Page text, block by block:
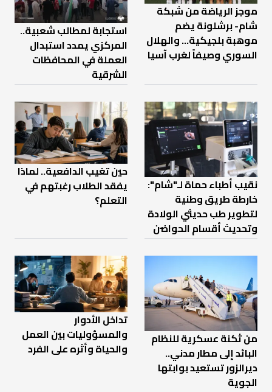
موجز الرياضة من شبكة
شام- برشلونة يضم
موهبة بلجيكية... والهلال
السوري وصيفاً لغرب آسيا
استجابة لمطالب شعبية..
المركزي يمدد استبدال
العملة في المحافظات
الشرقية
نقيب أطباء حماة لـ"شام":
خارطة طريق وطنية
لتطوير طب حديثي الولادة
وتحديث أقسام الحواضن
حين تغيب الدافعية.. لماذا
يفقد الطلاب رغبتهم في
التعلم؟
من ثكنة عسكرية للنظام
البائد إلى مطار مدني..
ديرالزور تستعيد بوابتها
الجوية
تداخل الأدوار
والمسؤوليات بين العمل
والحياة وأثره على الفرد